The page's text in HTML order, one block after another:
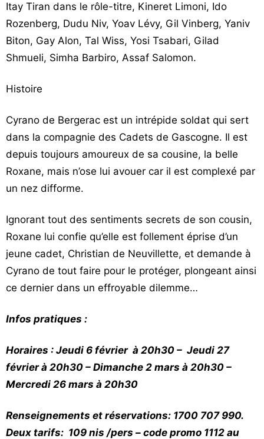
Itay Tiran dans le rôle-titre, Kineret Limoni, Ido
Rozenberg, Dudu Niv, Yoav Lévy, Gil Vinberg, Yaniv
Biton, Gay Alon, Tal Wiss, Yosi Tsabari, Gilad
Shmueli, Simha Barbiro, Assaf Salomon.
Histoire
Cyrano de Bergerac est un intrépide soldat qui sert
dans la compagnie des Cadets de Gascogne. Il est
depuis toujours amoureux de sa cousine, la belle
Roxane, mais n’ose lui avouer car il est complexé par
un nez difforme.
Ignorant tout des sentiments secrets de son cousin,
Roxane lui confie qu’elle est follement éprise d’un
jeune cadet, Christian de Neuvillette, et demande à
Cyrano de tout faire pour le protéger, plongeant ainsi
ce dernier dans un effroyable dilemme…
Infos pratiques :
Horaires : Jeudi 6 février à 20h30 – Jeudi 27
février à 20h30 – Dimanche 2 mars à 20h30 –
Mercredi 26 mars à 20h30
Renseignements et réservations: 1700 707 990.
Deux tarifs: 109 nis /pers – code promo 1112 au